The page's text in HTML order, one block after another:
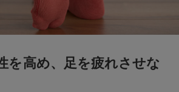
を高め、足を疲れさせな